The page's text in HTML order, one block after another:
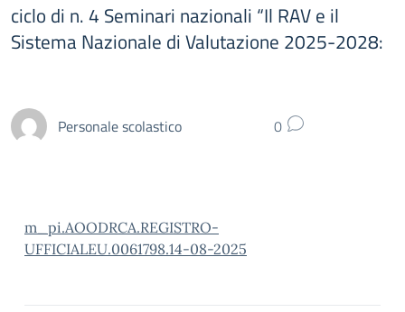
ciclo di n. 4 Seminari nazionali “Il RAV e il
Sistema Nazionale di Valutazione 2025-2028:
Personale scolastico 0
m_pi.AOODRCA.REGISTRO-
UFFICIALEU.0061798.14-08-2025